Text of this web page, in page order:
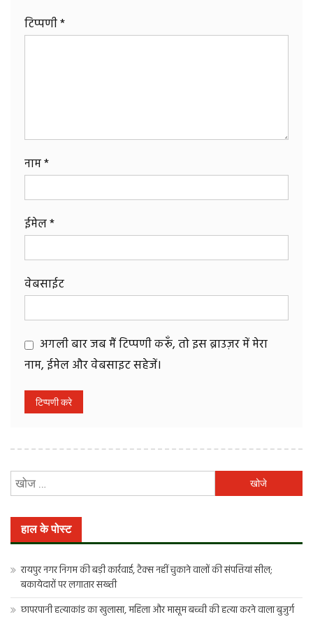
टिप्पणी*
नाम*
ईमेल*
वेबसाईट
अगली बार जब मैं टिप्पणी करूँ, तो इस ब्राउज़र में मेरा
नाम, ईमेल और वेबसाइट सहेजें।
को
हाल के पोस्ट
रायपुर नगर निगम की बड़ी कार्रवाई, टैक्स नहीं चुकाने वालों की संपत्तियां सील;
बकायेदारों पर लगातार सख्ती
छापरपानी हत्याकांड का खुलासा, महिला और मासूम बच्ची की हत्या करने वाला बुजुर्ग